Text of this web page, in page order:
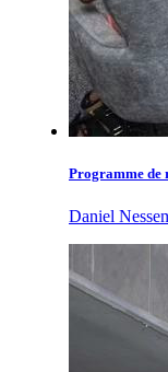
Programme de
Daniel